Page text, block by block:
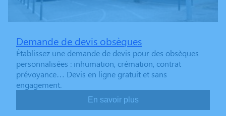
Demande de devis obsèques
Établissez une demande de devis pour des obsèques
personnalisées : inhumation, crémation, contrat
prévoyance… Devis en ligne gratuit et sans
engagement.
En savoir plus